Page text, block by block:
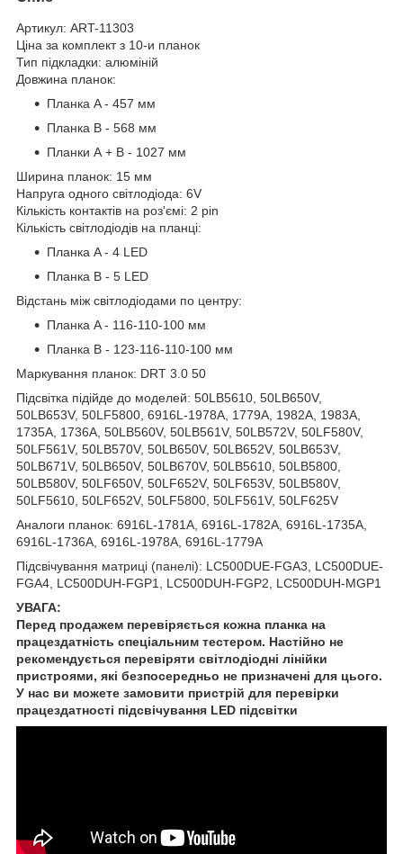
Артикул: ART-11303
Ціна за комплект з 10-и планок
Тип підкладки: алюміній
Довжина планок:
Планка A - 457 мм
Планка B - 568 мм
Планки А + В - 1027 мм
Ширина планок: 15 мм
Напруга одного світлодіода: 6V
Кількість контактів на роз'ємі: 2 pin
Кількість світлодіодів на планці:
Планка A - 4 LED
Планка B - 5 LED
Відстань між світлодіодами по центру:
Планка A - 116-110-100 мм
Планка B - 123-116-110-100 мм
Маркування планок: DRT 3.0 50
Підсвітка підійде до моделей: 50LB5610, 50LB650V,
50LB653V, 50LF5800, 6916L-1978A, 1779A, 1982A, 1983A,
1735A, 1736A, 50LB560V, 50LB561V, 50LB572V, 50LF580V,
50LF561V, 50LB570V, 50LB650V, 50LB652V, 50LB653V,
50LB671V, 50LB650V, 50LB670V, 50LB5610, 50LB5800,
50LB580V, 50LF650V, 50LF652V, 50LF653V, 50LB580V,
50LF5610, 50LF652V, 50LF5800, 50LF561V, 50LF625V
Аналоги планок: 6916L-1781A, 6916L-1782A, 6916L-1735A,
6916L-1736A, 6916L-1978A, 6916L-1779A
Підсвічування матриці (панелі): LC500DUE-FGA3, LC500DUE-
FGA4, LC500DUH-FGP1, LC500DUH-FGP2, LC500DUH-MGP1
УВАГА:
Перед продажем перевіряється кожна планка на
працездатність спеціальним тестером. Настійно не
рекомендується перевіряти світлодіодні лінійки
пристроями, які безпосередньо не призначені для цього.
У нас ви можете замовити пристрій для перевірки
працездатності підсвічування LED підсвітки